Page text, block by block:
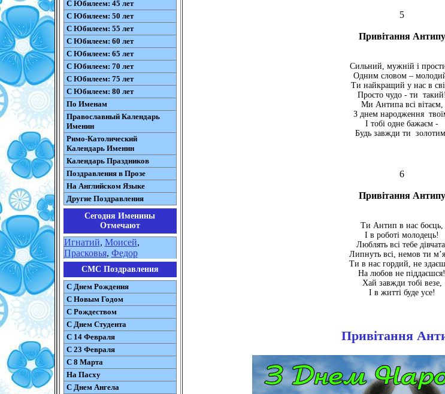
С Юбилеем: 45 лет
С Юбилеем: 50 лет
С Юбилеем: 55 лет
С Юбилеем: 60 лет
С Юбилеем: 65 лет
С Юбилеем: 70 лет
С Юбилеем: 75 лет
С Юбилеем: 80 лет
По Именам
Православный Календарь
Именин
Римо-Католический
Календарь Именин
Календарь Праздников
Поздравления в Прозе
На Английском Языке
Другие Поздравления
Сегодня Именины
Отмечают
Игнатий, Моисей,
Прасковья, Федор
СМС Поздравления
С Днем Рождения
С Новым Годом
С Рождеством
C Днем Студента
С 14 Февраля
С 23 Февраля
С 8 Марта
На Пасху
C Днем Ангела
5
Привітання Антипу
Сильний, мужній і
Одним словом –
Ти найкращий у нас в
Просто чудо - ти такий!
Ми Антипа всі вітаєм,
З днем народження
І тобі одне бажаєм -
Будь завжди ти
6
Привітання Антипу
Ти Антип в нас боєць,
І в роботі молодець!
Люблять всі тебе
Липнуть всі, немов ти
Ти в нас гордий, не
На любов не піддаєшся!
Хай завжди тобі везе,
І в житті буде усе!
Привітання